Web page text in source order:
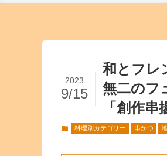
和とフレ
無二のフ
「創作
2023
9/15
料理別カテゴリー 串かつ